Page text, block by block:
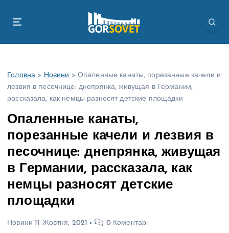
Головна > Новини > Опаленные канаты, порезанные качели и
лезвия в песочнице: днепрянка, живущая в Германии,
рассказала, как немцы разносят детские площадки
Опаленные канаты,
порезанные качели и лезвия в
песочнице: днепрянка, живущая
в Германии, рассказала, как
немцы разносят детские
площадки
Новини 11 Жовтня, 2021 0 Коментарі